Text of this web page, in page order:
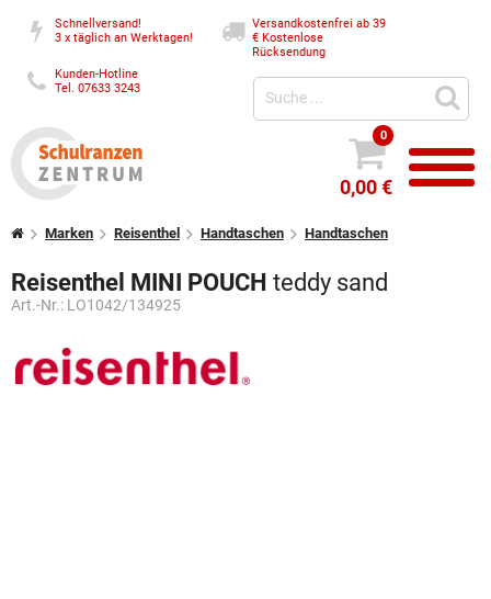
Schnellversand!
3 x täglich an Werktagen!
Versandkostenfrei ab 39
€Kostenlose
Rücksendung
Kunden-Hotline
Tel. 07633 3243
0
0,00 €
Marken Reisenthel Handtaschen Handtaschen
Reisenthel MINI POUCH teddy sand
Art.-Nr.: LO1042/134925